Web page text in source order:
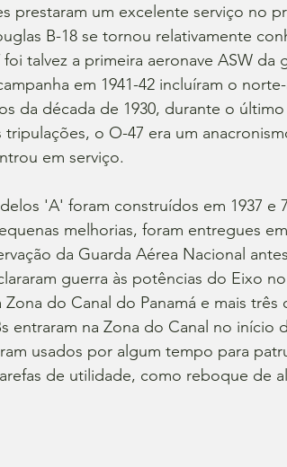
prestaram um excelente serviço no
B-18 se tornou relativamente
talvez a primeira aeronave ASW da
em 1941-42 incluíram o
da década de 1930, durante o
tripulações, o O-47 era um
em serviço.
'A' foram construídos em 1937 e
melhorias, foram entregues
da Guarda Aérea Nacional
guerra às potências do Eixo
Zona do Canal do Panamá e mais
entraram na Zona do Canal no início
usados ​​por algum tempo para
de utilidade, como reboque de